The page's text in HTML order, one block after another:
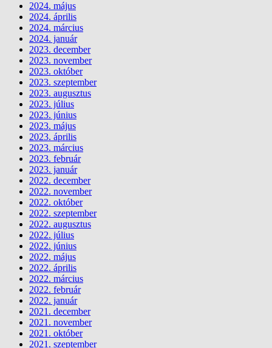
2024. május
2024. április
2024. március
2024. január
2023. december
2023. november
2023. október
2023. szeptember
2023. augusztus
2023. július
2023. június
2023. május
2023. április
2023. március
2023. február
2023. január
2022. december
2022. november
2022. október
2022. szeptember
2022. augusztus
2022. július
2022. június
2022. május
2022. április
2022. március
2022. február
2022. január
2021. december
2021. november
2021. október
2021. szeptember